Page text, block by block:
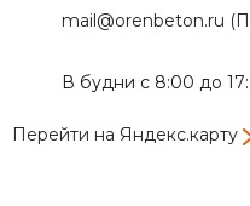
mail@orenbeton.ru
В будни с 8:00 до
Перейти на Яндекс.карту